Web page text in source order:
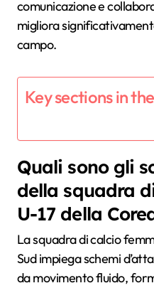
comunicazione e
migliora
campo.
Key sections in
Quali sono gli
della squadra
U-17 della
La squadra di calcio
Sud impiega schemi
da movimento fluido,